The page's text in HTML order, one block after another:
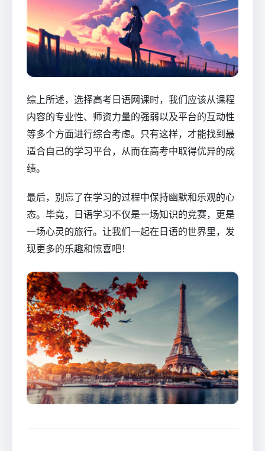
综上所述，选择高考日语网课时，我们应该从课程
内容的专业性、师资力量的强弱以及平台的互动性
等多个方面进行综合考虑。只有这样，才能找到最
适合自己的学习平台，从而在高考中取得优异的成
绩。
最后，别忘了在学习的过程中保持幽默和乐观的心
态。毕竟，日语学习不仅是一场知识的竞赛，更是
一场心灵的旅行。让我们一起在日语的世界里，发
现更多的乐趣和惊喜吧！